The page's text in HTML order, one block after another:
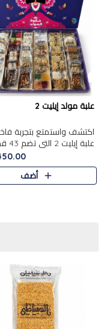
علبة مولد إيليت 2
اكتشف واستمتع بتجربة
علبة
تشكيلة من أرقى حلويات
الشرقية المصرية الأصيلة
بشكل جميل في علبة أ..
1450.00
أضف